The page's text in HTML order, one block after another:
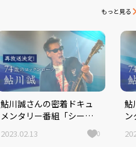
もっと見る
鮎川誠さんの密着ドキュ
メンタリー番組「シーナ
＆ロケッツ 鮎川誠と家
族が見た夢」反響を受け
2023.02.13 0
鮎
版